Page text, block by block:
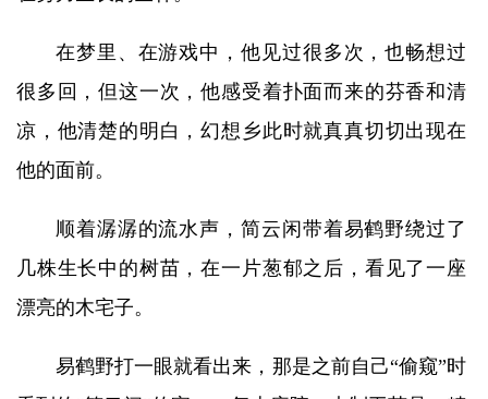
在梦里、在游戏中，他见过很多次，也畅想过
很多回，但这一次，他感受着扑面而来的芬香和清
凉，他清楚的明白，幻想乡此时就真真切切出现在
他的面前。
顺着潺潺的流水声，简云闲带着易鹤野绕过了
几株生长中的树苗，在一片葱郁之后，看见了一座
漂亮的木宅子。
易鹤野打一眼就看出来，那是之前自己“偷窥”时